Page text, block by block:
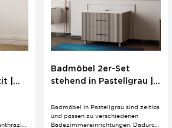
|
Badmöbel 2er-Set
stehend in Pastellgrau |
Badmöbel in Pastellgrau sind zeitlos
und passen zu verschiedenen
Badezimmereinrichtungen. Dadurch